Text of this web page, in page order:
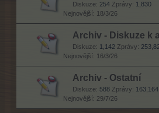
Diskuze: 254 Zprávy: 1,830
18/3/26
Archiv - Diskuze k
Diskuze: 1,142 Zprávy:
16/3/26
Archiv - Ostatní
Diskuze: 588 Zprávy: 163,164
29/7/26